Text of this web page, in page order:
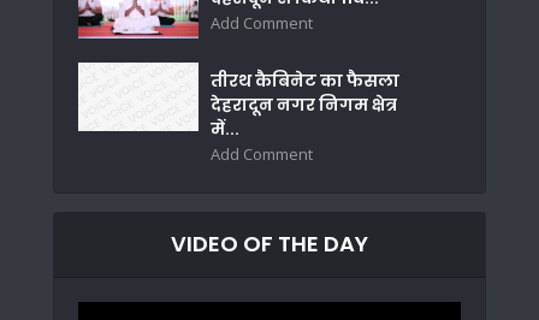
Add Comment
तीरथ कैबिनेट का फैसला
देहरादून नगर निगम क्षेत्र
में...
Add Comment
VIDEO OF THE DAY